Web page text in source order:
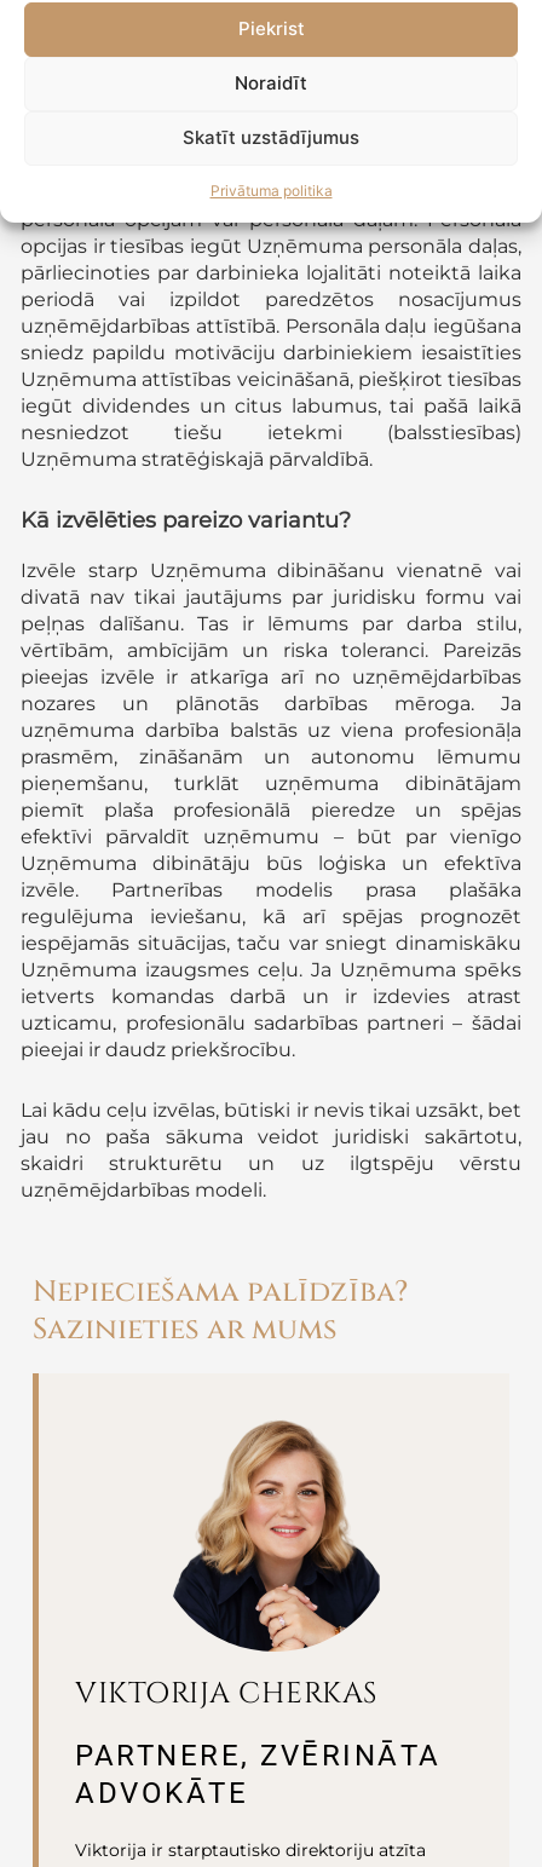
Piekrist
Noraidīt
Skatīt uzstādījumus
Privātuma politika
uzņēmējdarbības jomā vai Uzņēmuma darbībā,
iespējams, vismaz sākuma posmam piemērotāk ir
piedāvāt valdes locekļa amatu, nevis
nodrošināšanai iespējams piešķirt tiesības uz
personāla opcijām vai personāla daļām. Personāla
opcijas ir tiesības iegūt Uzņēmuma personāla daļas,
pārliecinoties par darbinieka lojalitāti noteiktā laika
periodā vai izpildot paredzētos nosacījumus
uzņēmējdarbības attīstībā. Personāla daļu iegūšana
sniedz papildu motivāciju darbiniekiem iesaistīties
Uzņēmuma attīstības veicināšanā, piešķirot tiesības
iegūt dividendes un citus labumus, tai pašā laikā
nesniedzot tiešu ietekmi (balsstiesības)
Uzņēmuma stratēģiskajā pārvaldībā.
Kā izvēlēties pareizo variantu?
Izvēle starp Uzņēmuma dibināšanu vienatnē vai
divatā nav tikai jautājums par juridisku formu vai
peļņas dalīšanu. Tas ir lēmums par darba stilu,
vērtībām, ambīcijām un riska toleranci. Pareizās
pieejas izvēle ir atkarīga arī no uzņēmējdarbības
nozares un plānotās darbības mēroga. Ja
uzņēmuma darbība balstās uz viena profesionāļa
prasmēm, zināšanām un autonomu lēmumu
pieņemšanu, turklāt uzņēmuma dibinātājam
piemīt plaša profesionālā pieredze un spējas
efektīvi pārvaldīt uzņēmumu – būt par vienīgo
Uzņēmuma dibinātāju būs loģiska un efektīva
izvēle. Partnerības modelis prasa plašāka
regulējuma ieviešanu, kā arī spējas prognozēt
iespējamās situācijas, taču var sniegt dinamiskāku
Uzņēmuma izaugsmes ceļu. Ja Uzņēmuma spēks
ietverts komandas darbā un ir izdevies atrast
uzticamu, profesionālu sadarbības partneri – šādai
pieejai ir daudz priekšrocību.
Lai kādu ceļu izvēlas, būtiski ir nevis tikai uzsākt, bet
jau no paša sākuma veidot juridiski sakārtotu,
skaidri strukturētu un uz ilgtspēju vērstu
uzņēmējdarbības modeli.
Nepieciešama palīdzība?
Sazinieties ar mums
VIKTORIJA CHERKAS
PARTNERE, ZVĒRINĀTA
ADVOKĀTE
Viktorija ir starptautisko direktoriju atzīta